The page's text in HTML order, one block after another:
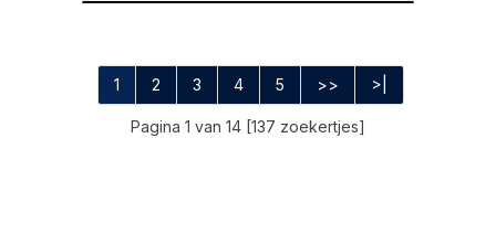
1 2 3 4 5 >> >|
Pagina 1 van 14 [137 zoekertjes]